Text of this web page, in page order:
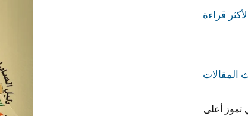
الأكثر قراءة
المقالات
تموز أعلى